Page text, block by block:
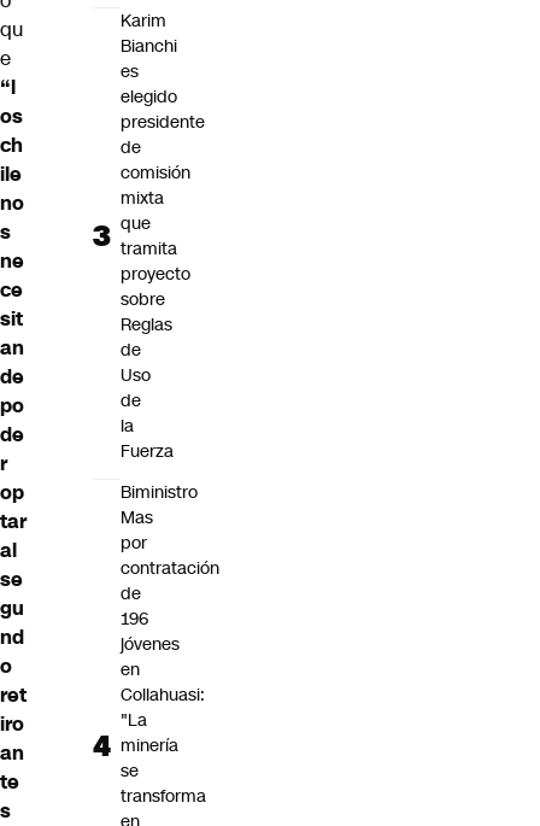
qu
e
“l
os
ch
ile
no
s
ne
ce
sit
an
de
po
de
r
op
tar
al
se
gu
nd
o
ret
iro
an
te
s
Karim
Bianchi
es
elegido
presidente
de
comisión
mixta
que
tramita
proyecto
sobre
Reglas
de
Uso
de
la
Fuerza
Biministro
Mas
por
contratación
de
196
jóvenes
en
Collahuasi:
"La
minería
se
transforma
en